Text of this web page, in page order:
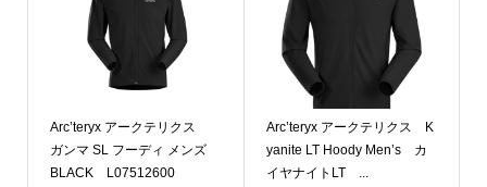
Arc’teryx アークテリクス
ガンマ SL フーディ メンズ
BLACK L07512600
Arc’teryx アークテリクス K
yanite LT Hoody Men’s カ
イヤナイトLT ...